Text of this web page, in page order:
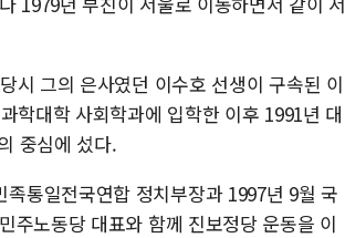
시 그의 은사였던 이수호 선생이 구속된 이
학대학 사회학과에 입학한 이후 1991년 대
중심에 섰다.
통일전국연합 정치부장과 1997년 9월 국
주노동당 대표와 함께 진보정당 운동을 이